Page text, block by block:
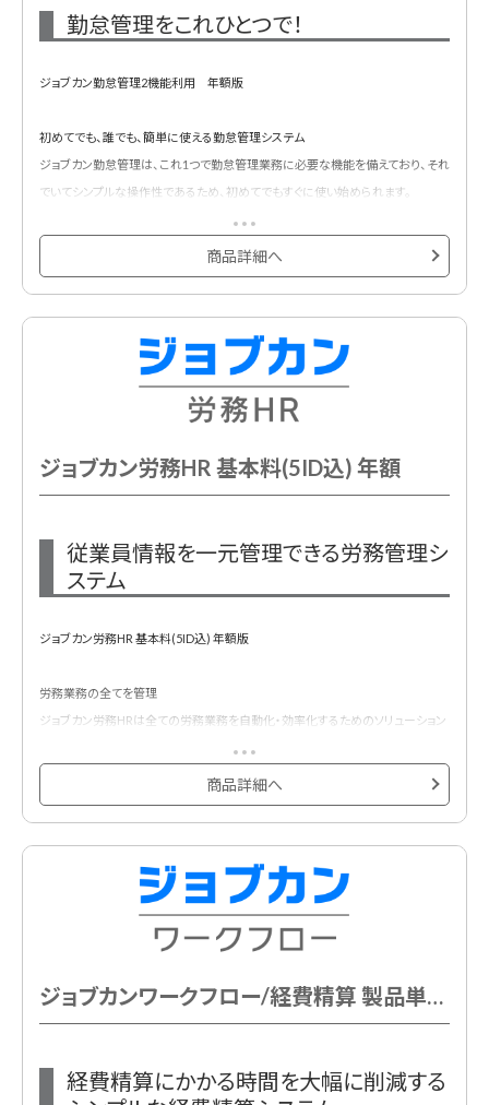
勤怠管理をこれひとつで！
ジョブカン勤怠管理2機能利用 年額版
初めてでも、誰でも、簡単に使える勤怠管理システム
ジョブカン勤怠管理は、これ1つで勤怠管理業務に必要な機能を備えており、それ
でいてシンプルな操作性であるため、初めてでもすぐに使い始められます。
以下の4つの機能から2機能ご利用いただけるプランです。
①出勤管理
④工数管理※単独利用不可
商品詳細へ
ジョブカン労務HR 基本料(5ID込) 年額
従業員情報を一元管理できる労務管理シ
ステム
ジョブカン労務HR 基本料(5ID込) 年額版
労務業務の全てを管理
ジョブカン労務HRは全ての労務業務を自動化・効率化するためのソリューション
従業員情報はクラウドで一元管理し、社会保険・労働保険の手続きは帳票作成
から提出までサポートします。
商品詳細へ
ジョブカンワークフロー/経費精算 製品単体 基本料(8ID込) 年額
経費精算にかかる時間を大幅に削減する